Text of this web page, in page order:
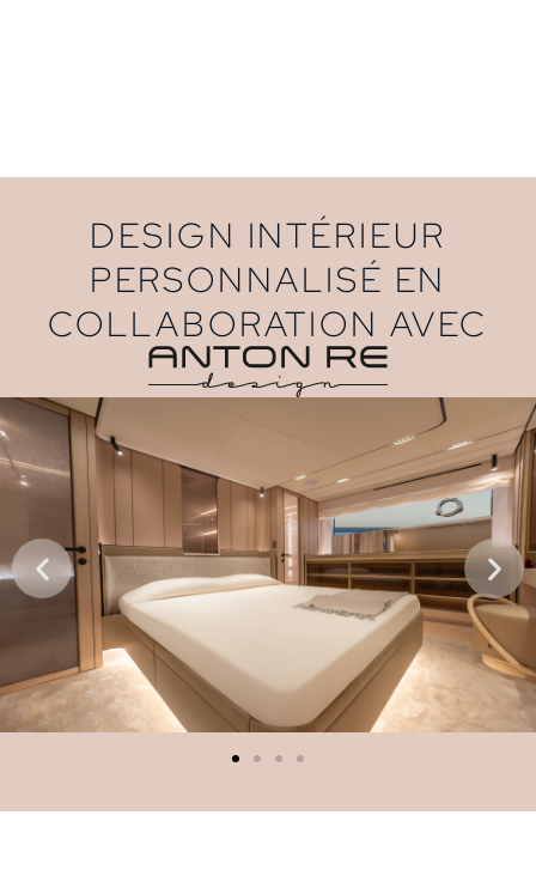
DESIGN INTÉRIEUR
PERSONNALISÉ EN
COLLABORATION AVEC